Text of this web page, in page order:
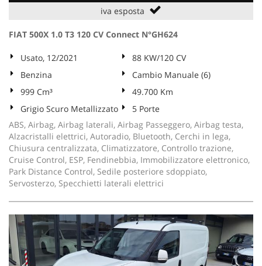
iva esposta
FIAT 500X 1.0 T3 120 CV Connect N°GH624
Usato, 12/2021
88 KW/120 CV
Benzina
Cambio Manuale (6)
999 Cm³
49.700 Km
Grigio Scuro Metallizzato
5 Porte
ABS, Airbag, Airbag laterali, Airbag Passeggero, Airbag testa,
Alzacristalli elettrici, Autoradio, Bluetooth, Cerchi in lega,
Chiusura centralizzata, Climatizzatore, Controllo trazione,
Cruise Control, ESP, Fendinebbia, Immobilizzatore elettronico,
Park Distance Control, Sedile posteriore sdoppiato,
Servosterzo, Specchietti laterali elettrici